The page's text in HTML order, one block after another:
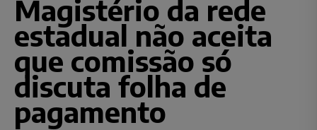
Magistério da rede
estadual não aceita
que comissão só
discuta folha de
pagamento